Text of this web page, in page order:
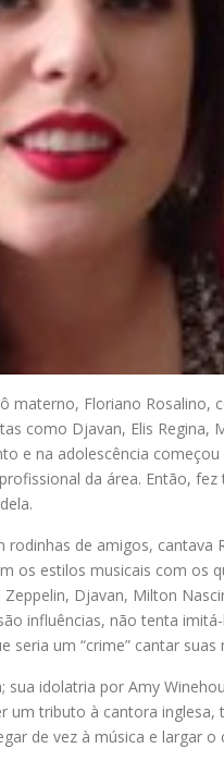
materno, Floriano Rosalino,
como Djavan, Elis
e na adolescência
da área. Então,
de amigos,
os estilos musicais com os
Zeppelin, Djavan, Milton
influências, não tenta
seria um “crime” cantar suas
idolatria por Amy
tributo à cantora
de vez à música e largar